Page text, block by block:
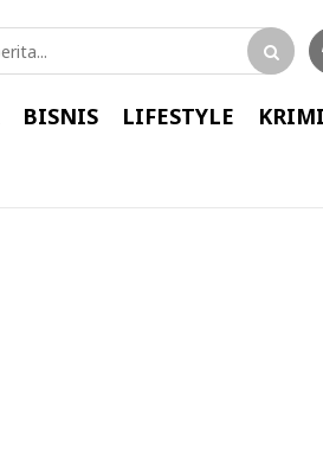
BISNIS LIFESTYLE